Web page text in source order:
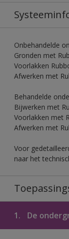
Onbehandelde
Gronden met
Voorlakken
Afwerken met
Behandelde
Bijwerken met
Voorlakken met
Afwerken met
Voor
naar het
1. De